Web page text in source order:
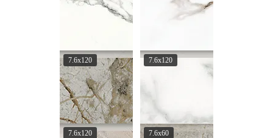
7.6x120 7.6x120
7.6x120 7.6x60